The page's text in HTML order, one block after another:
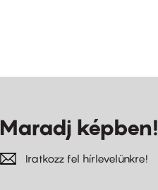
Maradj képben!
Iratkozz fel hírlevelünkre!